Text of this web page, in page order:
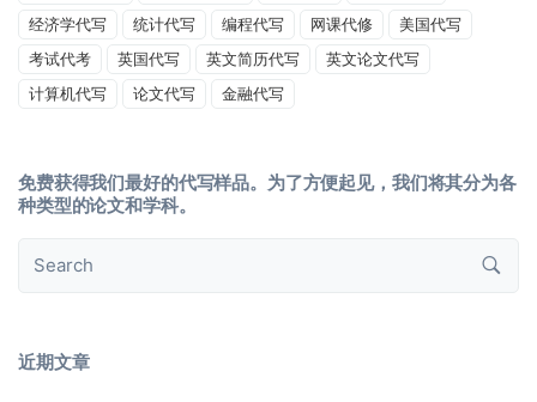
经济学代写
统计代写 编程代写 网课代修
美国代写
考试代考
英国代写 英文简历代写
英文论文代写
计算机代写
论文代写 金融代写
免费获得我们最好的代写样品。为了方便起见，我们将其分为各
种类型的论文和学科。
近期文章